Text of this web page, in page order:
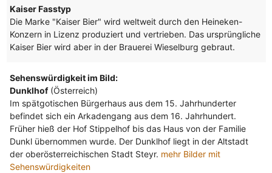
Kaiser Fasstyp
Die Marke "Kaiser Bier" wird weltweit durch den Heineken-
Konzern in Lizenz produziert und vertrieben. Das ursprüngliche
Kaiser Bier wird aber in der Brauerei Wieselburg gebraut.
Sehenswürdigkeit im Bild:
Dunklhof(Österreich)
Im spätgotischen Bürgerhaus aus dem 15. Jahrhunderter
befindet sich ein Arkadengang aus dem 16. Jahrhundert.
Früher hieß der Hof Stippelhof bis das Haus von der Familie
Dunkl übernommen wurde. Der Dunklhof liegt in der Altstadt
der oberösterreichischen Stadt Steyr. mehr Bilder mit
Sehenswürdigkeiten